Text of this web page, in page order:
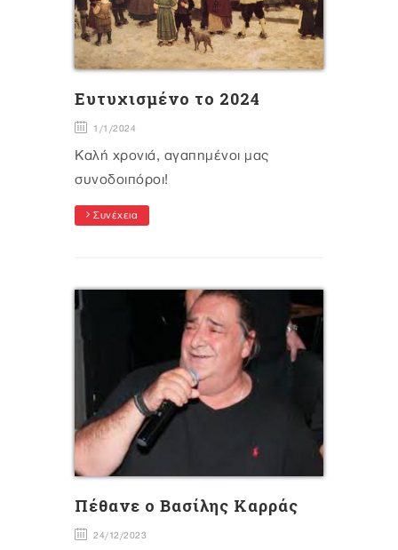
Eυτυχισμένο το 2024
1/1/2024
Καλή χρονιά, αγαπημένοι μας
συνοδοιπόροι!
Συνέχεια
Πέθανε ο Βασίλης Καρράς
24/12/2023